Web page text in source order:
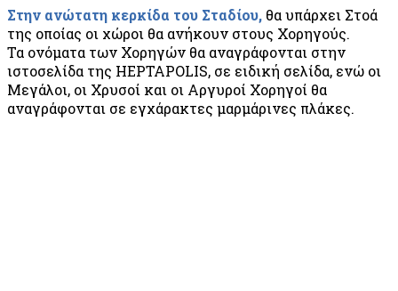
Στην ανώτατη κερκίδα του Σταδίου, θα υπάρχει Στοά
της οποίας οι χώροι θα ανήκουν στους Χορηγούς.
Τα ονόματα των Χορηγών θα αναγράφονται στην
ιστοσελίδα της HEPTAPOLIS, σε ειδική σελίδα, ενώ οι
Μεγάλοι, οι Χρυσοί και οι Αργυροί Χορηγοί θα
αναγράφονται σε εγχάρακτες μαρμάρινες πλάκες.